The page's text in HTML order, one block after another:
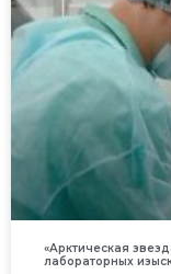
«Арктическая
лабораторных